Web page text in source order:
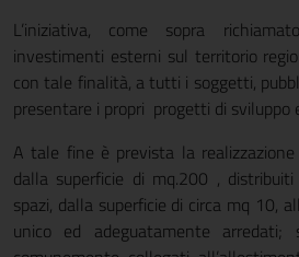
L’iniziativa, come sopra
investimenti esterni sul territorio
con tale finalità, a tutti i soggetti,
presentare i propri progetti di sviluppo
A tale fine è prevista la
dalla superficie di mq.200 ,
spazi, dalla superficie di circa mq 10,
unico ed adeguatamente